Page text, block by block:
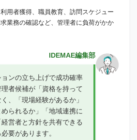
用者獲得、職員教育、訪問スケジュー
業務の確認など、管理者に負荷がかか
IDEMAE編集部
ンの立ち上げで成功確率
者候補が「資格を持って
、「現場経験があるか」
められるか」「地域連携に
営者と方針を共有できる
要があります。